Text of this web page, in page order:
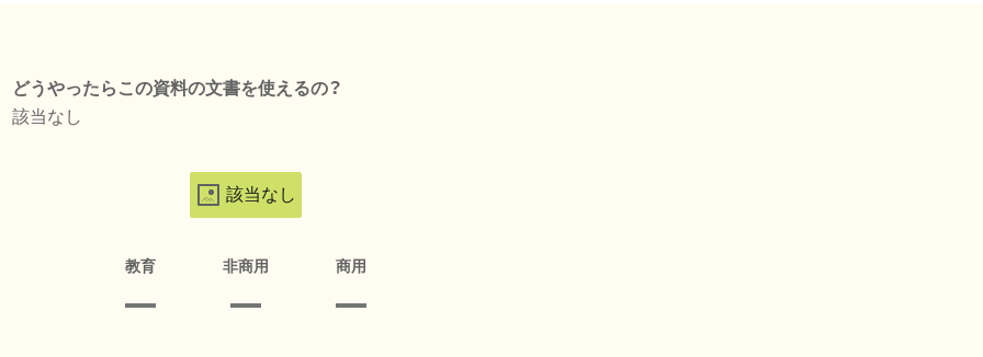
どうやったらこの資料の文書を使えるの？
該当なし
該当なし
教育 非商用 商用